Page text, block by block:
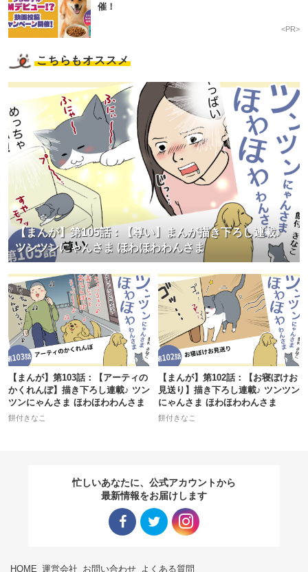
催！
<PR>
こちらもオススメ
【まんが】第105話：【尊い】まんが描き下ろし連載♪
ツンツンにゃんさま ほわほわわんさま
【まんが】第103話：【アーティの
かくれんぼ】描き下ろし連載♪ ツン
ツンにゃんさま ほわほわわんさま
餅付きなこ
【まんが】第102話：【お寝ぼけお
見送り】描き下ろし連載♪ ツンツン
にゃんさま ほわほわわんさま
餅付きなこ
忙しいあなたに、公式アカウントから
最新情報をお届けします
HOME 運営会社 お問い合わせ よくある質問